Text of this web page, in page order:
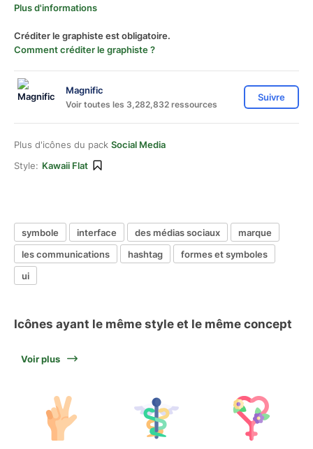
Plus d'informations
Créditer le graphiste est obligatoire.
Comment créditer le graphiste ?
Magnific
Voir toutes les 3,282,832 ressources
Suivre
Plus d'icônes du pack Social Media
Style: Kawaii Flat
symbole interface des médias sociaux
marque
les communications
hashtag
formes et symboles
ui
Icônes ayant le même style et le même concept
Voir plus